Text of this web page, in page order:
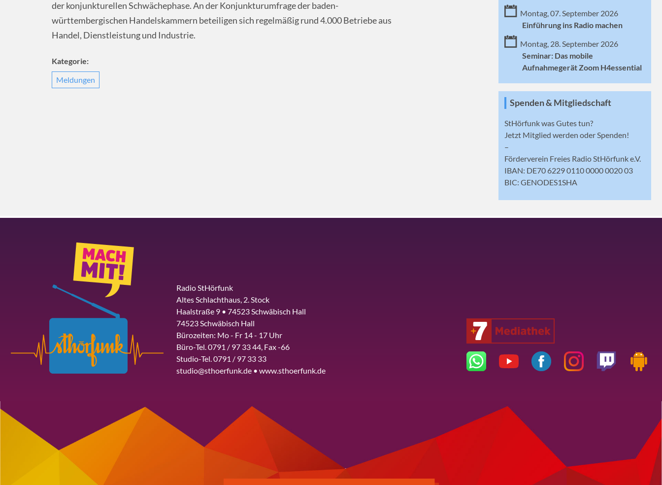
der konjunkturellen Schwächephase. An der Konjunkturumfrage der baden-
württembergischen Handelskammern beteiligen sich regelmäßig rund 4.000 Betriebe aus
Handel, Dienstleistung und Industrie.
Kategorie:
Meldungen
Montag, 07. September 2026
Einführung ins Radio machen
Montag, 28. September 2026
Seminar: Das mobile
Aufnahmegerät Zoom H4essential
Spenden & Mitgliedschaft
StHörfunk was Gutes tun?
Jetzt Mitglied werden oder Spenden!
–
Förderverein Freies Radio StHörfunk e.V.
IBAN: DE70 6229 0110 0000 0020 03
BIC: GENODES1SHA
Radio StHörfunk
Altes Schlachthaus, 2. Stock
Haalstraße 9 • 74523 Schwäbisch Hall
74523 Schwäbisch Hall
Bürozeiten: Mo - Fr 14 - 17 Uhr
Büro-Tel. 0791 / 97 33 44, Fax -66
Studio-Tel. 0791 / 97 33 33
studio@sthoerfunk.de • www.sthoerfunk.de